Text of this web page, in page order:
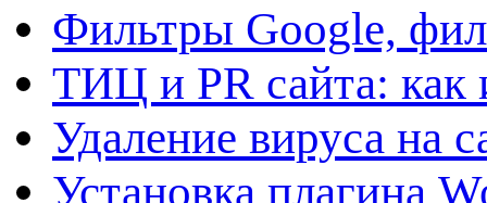
Фильтры Google,
ТИЦ и PR сайта: как
Удаление вируса на
Установка плагина